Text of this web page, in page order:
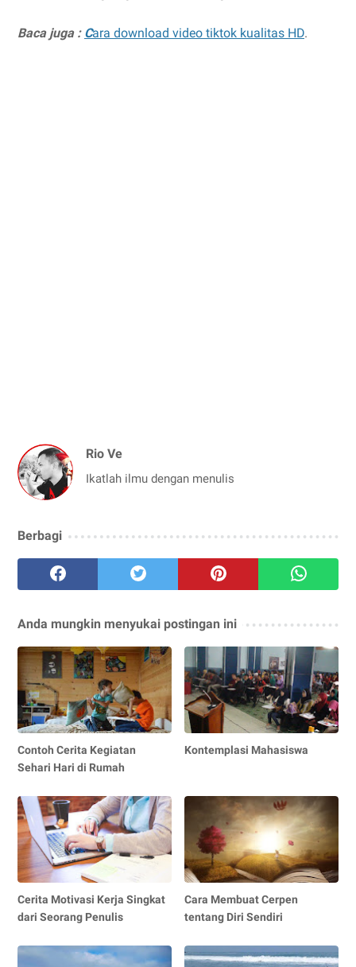
Baca juga : Cara download video tiktok kualitas HD.
Rio Ve
Ikatlah ilmu dengan menulis
Berbagi
Anda mungkin menyukai postingan ini
Contoh Cerita Kegiatan
Sehari Hari di Rumah
Kontemplasi Mahasiswa
Cerita Motivasi Kerja Singkat
dari Seorang Penulis
Cara Membuat Cerpen
tentang Diri Sendiri